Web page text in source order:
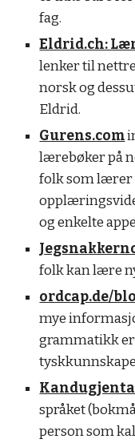
fag.
Eldrid.ch:
lenker til
norsk og
Eldrid.
Gurens.com
lærebøker på
folk som lærer
og enkelte
folk kan lære
ordcap.de/
mye
grammatikk
språket
person som